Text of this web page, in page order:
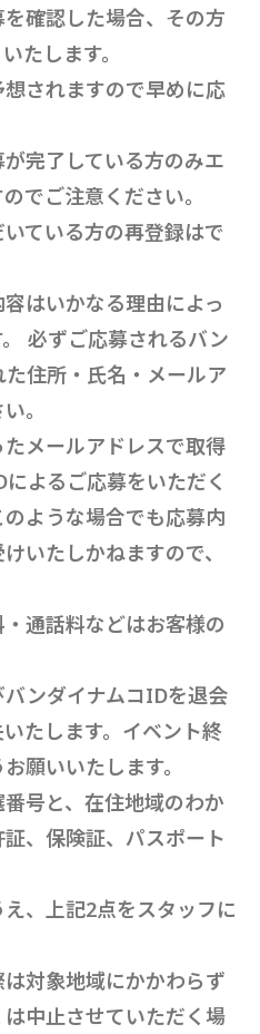
確認した場合、その方
たします。
されますので早めに応
完了している方のみエ
でご注意ください。
ている方の再登録はで
はいかなる理由によっ
必ずご応募されるバン
住所・氏名・メールア
。
メールアドレスで取得
よるご応募をいただく
ような場合でも応募内
いたしかねますので、
通話料などはお客様の
ンダイナムコIDを退会
たします。イベント終
願いいたします。
号と、在住地域のわか
、保険証、パスポート
、上記2点をスタッフに
対象地域にかかわらず
中止させていただく場